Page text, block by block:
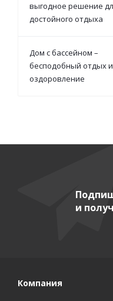
выгодное решение
достойного отдыха
Дом с бассейном –
бесподобный отдых и
оздоровление
и
Компания